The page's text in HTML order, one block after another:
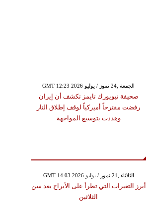
GMT 12:23 2026 الجمعة ,24 تموز / يوليو
صحيفة نيويورك تايمز تكشف أن إيران
رفضت مقترحاً أميركياً لوقف إطلاق النار
وهددت بتوسيع المواجهة
GMT 14:03 2026 الثلاثاء ,21 تموز / يوليو
أبرز التغيرات التي تطرأ على الأبراج بعد سن
الثلاثين